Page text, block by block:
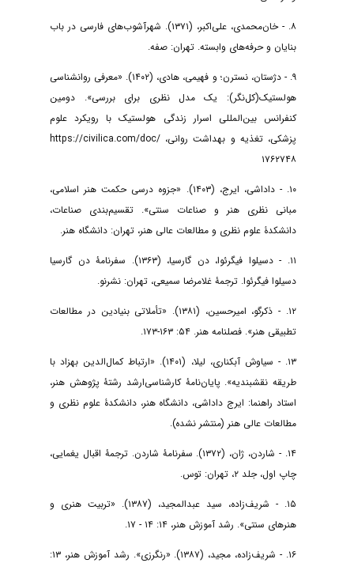
۸. - خان‌محمدی، علی‌اکبر، (۱۳۷۱). شهرآشوب‌های فارسی در باب
بنایان و حرفه‌های وابسته. تهران: صفه.
۹. - دژستان، نسترن؛ و فهیمی، هادی، (۱۴۰۲). «معرفی روانشناسی
هولستیک(کل‌نگر): یک مدل نظری برای بررسی». دومین
کنفرانس بین‌المللی اسرار زندگی هولستیک با رویکرد علوم
پزشکی، تغذیه و بهداشت روانی، https://civilica.com/doc/
۱۷۶۲۷۴۸
۱۰. - داداشی، ایرج، (۱۴۰۳). «جزوه درسی حکمت هنر اسلامی،
مبانی نظری هنر و صناعات سنتی». تقسیم‌بندی صناعات،
دانشکدۀ علوم نظری و مطالعات عالی هنر، تهران: دانشگاه هنر.
۱۱. - دسیلوا فیگرئوا، دن گارسیا، (۱۳۶۳). سفرنامۀ دن گارسیا
دسیلوا فیگرئوا. ترجمۀ غلامرضا سمیعی، تهران: نشرنو.
۱۲. - ذکرگو، امیرحسین، (۱۳۸۱). «تأملاتی بنیادین در مطالعات
تطبیقی هنر». فصلنامه هنر. ۵۴: ۱۶۳-۱۷۳.
۱۳. - سیاوش آبکناری، لیلا، (۱۴۰۱). «ارتباط کمال‌الدین بهزاد با
طریقه نقشبندیه». پایان‌نامۀ کارشناسی‌ارشد رشتۀ پژوهش هنر،
استاد راهنما: ایرج داداشی، دانشگاه هنر، دانشکدۀ علوم نظری و
مطالعات عالی هنر (منتشر نشده).
۱۴. - شاردن، ژان، (۱۳۷۲). سفرنامۀ شاردن. ترجمۀ اقبال یغمایی،
چاپ اول، جلد ۲، تهران: توس.
۱۵. - شریف‌زاده، سید عبدالمجید، (۱۳۸۷). «تربیت هنری و
هنرهای سنتی». رشد آموزش هنر، ۱۴: ۱۴ - ۱۷.
۱۶. - شریف‌زاده، مجید، (۱۳۸۷). «رنگرزی». رشد آموزش هنر، ۱۳: